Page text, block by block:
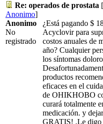
Re: operados de prostata [
Anonimo]
Anonimo
No
registrado
¿Está pagando $
Acyclovir para
costos anuales de
año? Cualquier
los síntomas
productos
eficaces en el
de OHIKHOBO
curará totalmente
medicación. y
GRATIS! .Le digo